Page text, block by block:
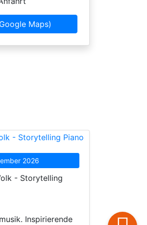
Maps)
2026
- Storytelling
Inspirierende